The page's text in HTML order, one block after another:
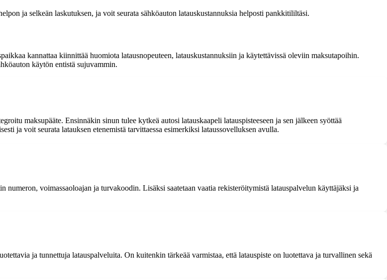
ja selkeän laskutuksen, ja voit seurata sähköauton latauskustannuksia helposti pankkitililtäsi.
kannattaa kiinnittää huomiota latausnopeuteen, latauskustannuksiin ja käytettävissä oleviin maksutapoihin.
käytön entistä sujuvammin.
maksupääte. Ensinnäkin sinun tulee kytkeä autosi latauskaapeli latauspisteeseen ja sen jälkeen syöttää
ja voit seurata latauksen etenemistä tarvittaessa esimerkiksi lataussovelluksen avulla.
voimassaoloajan ja turvakoodin. Lisäksi saatetaan vaatia rekisteröitymistä latauspalvelun käyttäjäksi ja
ja tunnettuja latauspalveluita. On kuitenkin tärkeää varmistaa, että latauspiste on luotettava ja turvallinen sekä